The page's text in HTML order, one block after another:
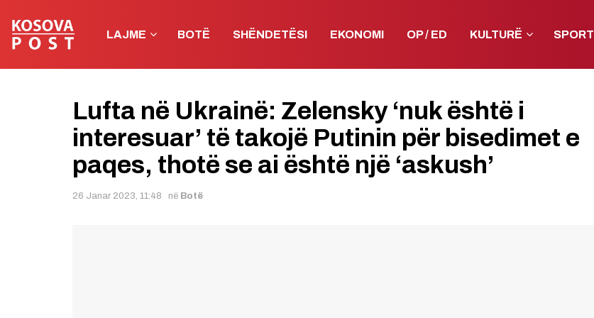
LAJME BOTË SHËNDETËSI EKONOMI OP / ED KULTURË SPORT
Lufta në Ukrainë: Zelensky ‘nuk është i
interesuar’ të takojë Putinin për bisedimet e
paqes, thotë se ai është një ‘askush’
26 Janar 2023, 11:48 në Botë